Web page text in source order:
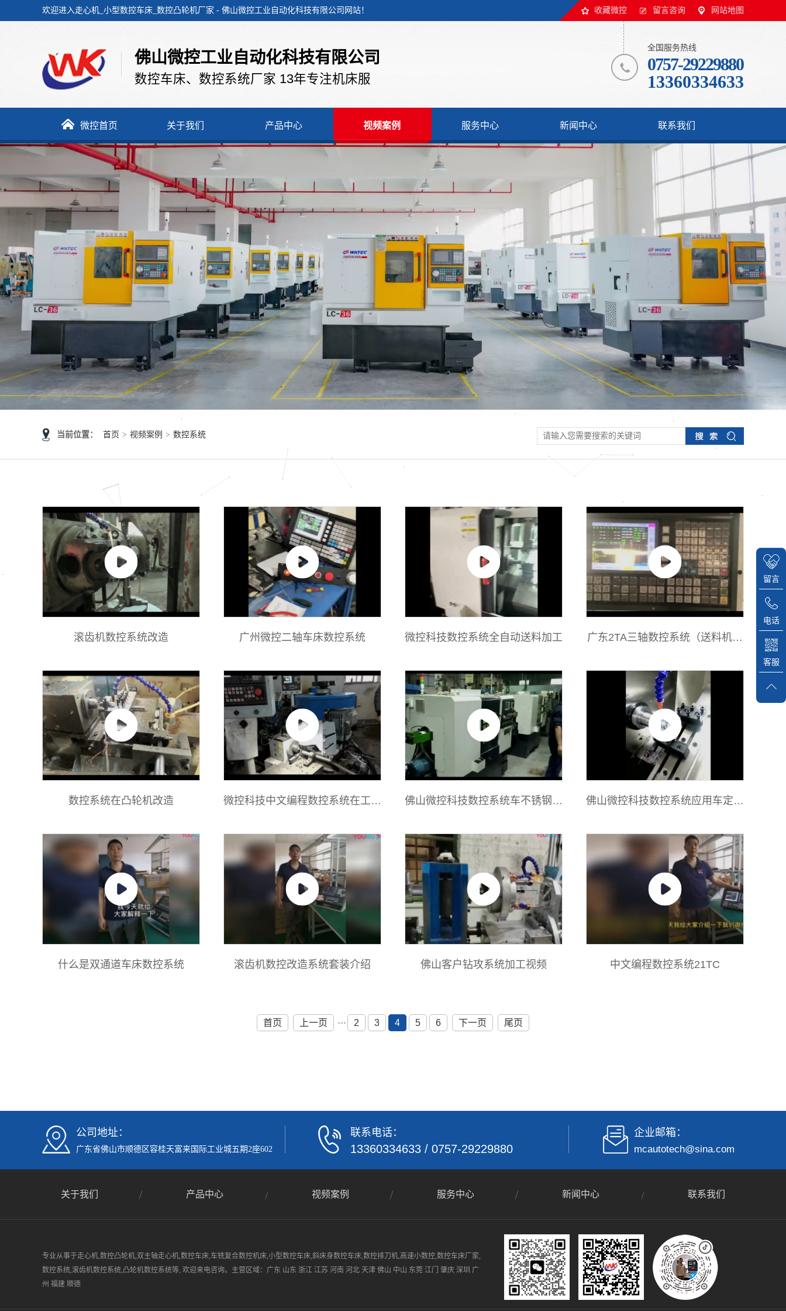
收藏微控 留言咨询 网站地图
欢迎进入走心机_小型数控车床_数控凸轮机厂家 - 佛山微控工业自动化科技有限公司网站！
佛山微控工业自动化科技有限公司
数控车床、数控系统厂家 13年专注机床服
全国服务热线
0757-29229880
13360334633
微控首页 关于我们 产品中心 视频案例 服务中心 新闻中心 联系我们
当前位置： 首页 > 视频案例 > 数控系统
滚齿机数控系统改造 广州微控二轴车床数控系统 微控科技数控系统全自动送料加工
广东2TA三轴数控系统（送料机车
数控系统在凸轮机改造
微控科技中文编程数控系统在工具
佛山微控科技数控系统车不锈钢案
佛山微控科技数控系统应用车定型
什么是双通道车床数控系统 滚齿机数控改造系统套装介绍 佛山客户钻攻系统加工视频 中文编程数控系统21TC
首页 上一页 ··· 2 3 4 5 6 下一页 尾页
公司地址：
广东省佛山市顺德区容桂天富来国际工业城五期2座602
联系电话：
13360334633 / 0757-29229880
企业邮箱：
mcautotech@sina.com
关于我们 产品中心 视频案例 服务中心 新闻中心 联系我们
专业从事于走心机,数控凸轮机,双主轴走心机,数控车床,车铣复合数控机床,小型数控车床,斜床身数控车床,数控排刀机,高速小数控,数控车床厂家,
数控系统,滚齿机数控系统,凸轮机数控系统等, 欢迎来电咨询。主营区域：广东 山东 浙江 江苏 河南 河北 天津 佛山 中山 东莞 江门 肇庆 深圳 广
州 福建 顺德
留言
电话
客服